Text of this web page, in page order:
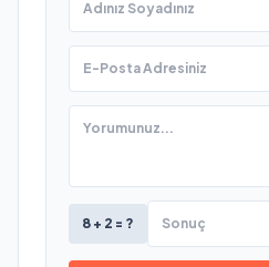
8 + 2 = ?